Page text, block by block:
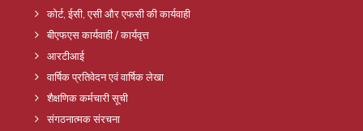
कोर्ट, ईसी, एसी और एफसी की कार्यवाही
बीएफएस कार्यवाही / कार्यवृत्त
आरटीआई
वार्षिक प्रतिवेदन एवं वार्षिक लेखा
शैक्षणिक कर्मचारी सूची
संगठनात्मक संरचना